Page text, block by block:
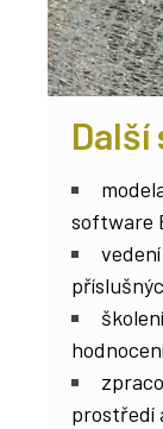
Další
software
vedení
prostředí